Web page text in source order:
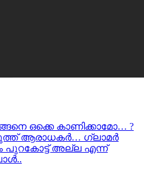
ഒക്കെ കാണിക്കാമോ… ?
ആരാധകര്‍… ഗ്ലാമര്‍
പുറകോട്ട് അല്ല എന്ന്